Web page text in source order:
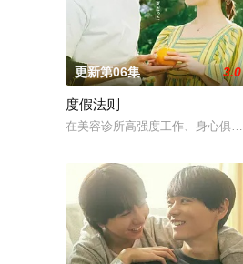
更新第06集 3.0
度假法则
在美容诊所高强度工作、身心俱